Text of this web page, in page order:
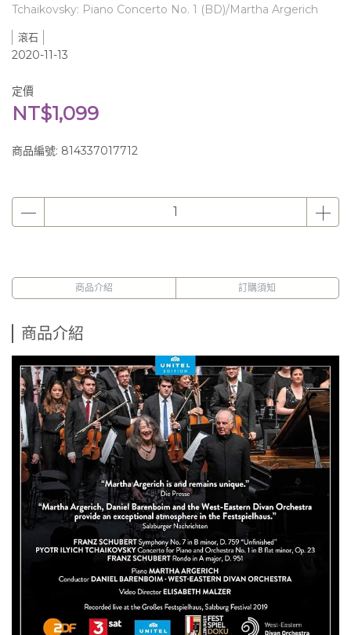
Tchaikovsky: Piano Concerto No. 1 (BD)/Martha Argerich
滾石
2020-11-13
定價
NT$1,099
商品編號: 814337017712
商品介紹 訂購須知
商品介紹